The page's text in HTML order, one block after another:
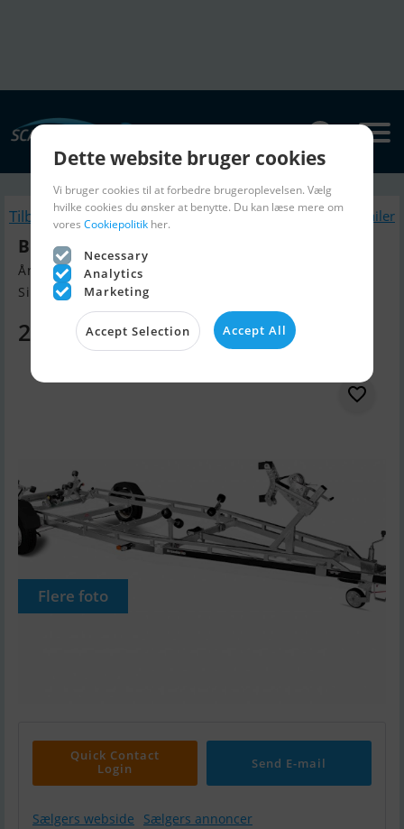
Tilbage Lignende Bådtrailer
Brenderup 1800 KG - 22 Fod
Årgang 2026, Bådtrailer til salg
Silkeborg, Danmark
28.599 DKK
Flere foto
Quick Contact
Login
Send E-mail
Sælgers webside Sælgers annoncer
Dette website bruger cookies
Vi bruger cookies til at forbedre brugeroplevelsen. Vælg
hvilke cookies du ønsker at benytte. Du kan læse mere om
vores Cookiepolitik her.
Necessary
Analytics
Marketing
Accept Selection Accept All